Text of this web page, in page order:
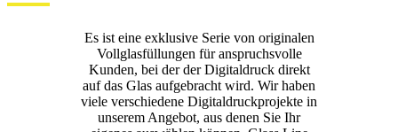
Es ist eine exklusive Serie von originalen
Vollglasfüllungen für anspruchsvolle
Kunden, bei der der Digitaldruck direkt
auf das Glas aufgebracht wird. Wir haben
viele verschiedene Digitaldruckprojekte in
unserem Angebot, aus denen Sie Ihr